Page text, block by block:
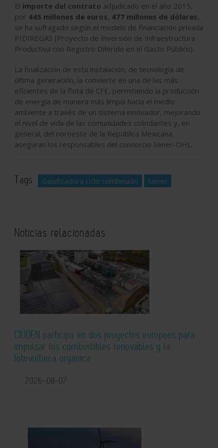
El importe del contrato adjudicado en el año 2015,
por 445 millones de euros, 477 millones de dólares,
se ha sufragado según el modelo de financiación privada
PIDIREGAS (Proyecto de Inversión de Infraestructura
Productiva con Registro Diferido en el Gasto Público).
La finalización de esta instalación, de tecnología de
última generación, la convierte en una de las más
eficientes de la flota de CFE, permitiendo la producción
de energía de manera más limpia hacia el medio
ambiente a través de un sistema innovador, mejorando
el nivel de vida de las comunidades colindantes y, en
general, del noroeste de la República Mexicana,
aseguran los responsables del consorcio Sener-OHL.
Tags: Gasificadora ciclo combinado Sener
Noticias relacionadas
CIUDEN participa en dos proyectos europeos para
impulsar los combustibles renovables y la
fotovoltaica orgánica
2026-08-07